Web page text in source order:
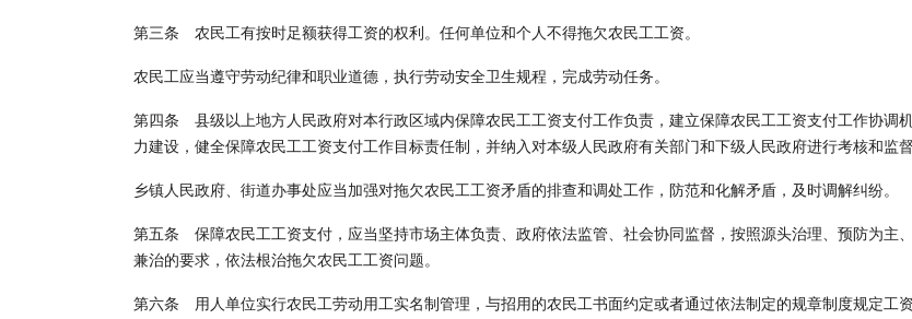
第三条 农民工有按时足额获得工资的权利。任何单位和个人不得拖欠农民工工资。
农民工应当遵守劳动纪律和职业道德，执行劳动安全卫生规程，完成劳动任务。
第四条 县级以上地方人民政府对本行政区域内保障农民工工资支付工作负责，建立保障农民工工资支付工作协调
力建设，健全保障农民工工资支付工作目标责任制，并纳入对本级人民政府有关部门和下级人民政府进行考核和监督
乡镇人民政府、街道办事处应当加强对拖欠农民工工资矛盾的排查和调处工作，防范和化解矛盾，及时调解纠纷。
第五条 保障农民工工资支付，应当坚持市场主体负责、政府依法监管、社会协同监督，按照源头治理、预防为主
兼治的要求，依法根治拖欠农民工工资问题。
第六条 用人单位实行农民工劳动用工实名制管理，与招用的农民工书面约定或者通过依法制定的规章制度规定工